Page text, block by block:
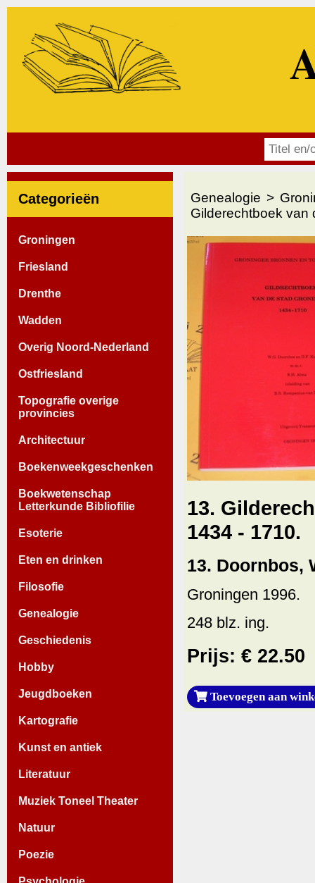
Categorieën
Groningen
Friesland
Drenthe
Wadden
Overig Noord-Nederland
Ostfriesland
Topografie overige
provincies
Architectuur
Boekenweekgeschenken
Boekwetenschap
Letterkunde Bibliofilie
Esoterie
Eten en drinken
Filosofie
Genealogie
Geschiedenis
Hobby
Jeugdboeken
Kartografie
Kunst en antiek
Literatuur
Muziek Toneel Theater
Natuur
Poezie
Genealogie
Gilderechtboek van
13.
1434 - 1710.
13. Doornbos,
Groningen 1996.
248 blz. ing.
Prijs: € 22.50
Toevoegen aan